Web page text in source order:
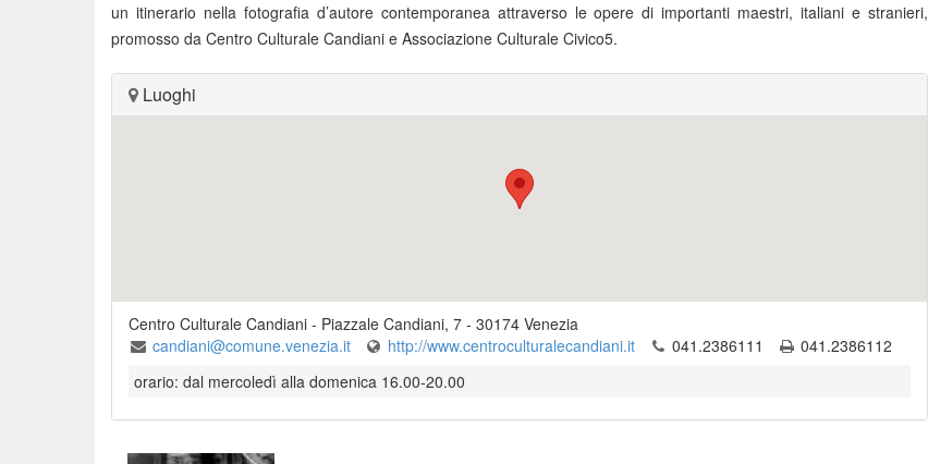
un itinerario nella fotografia d’autore contemporanea attraverso le opere di importanti maestri, italiani e stranieri,
promosso da Centro Culturale Candiani e Associazione Culturale Civico5.
Luoghi
Centro Culturale Candiani - Piazzale Candiani, 7 - 30174 Venezia
candiani@comune.venezia.it
http://www.centroculturalecandiani.it 041.2386111
041.2386112
orario: dal mercoledì alla domenica 16.00-20.00